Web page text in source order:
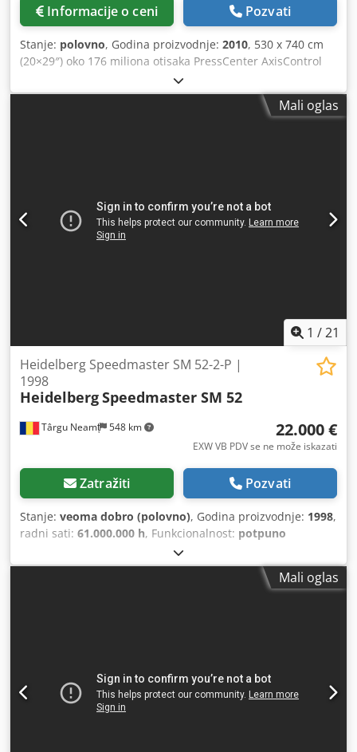
Informacije o ceni Pozvati
Stanje: polovno, Godina proizvodnje: 2010, 530 x 740 cm
(20×29″) oko 176 miliona otisaka PressCenter AxisControl
Alcolor Segmentni ulagač Autoplate Automatski uređaj za
pranje bojenih valjaka, automatski uređaj za pranje
gumene deke, automatski uređaj za pranje kontra-valjka
dostupno u kratkom roku
Mali oglas
1 /21
Târgu Neamț 548 km
Heidelberg Speedmaster SM 52-2-P |
1998
HeidelbergSpeedmaster SM 52
22.000 €
EXW VB PDV se ne može iskazati
Zatražiti Pozvati
Stanje: veoma dobro (polovno), Godina proizvodnje: 1998,
radni sati: 61.000.000 h, Funkcionalnost: potpuno
, broj mašine/vozila:
gramaža papira (min.):50 g/m², maksimalna težina papira:
, ukupna dužina:
Oprema:dokumentacija/priručnik, Heidelberg
Speedmaster SM 52-2-P offset štampačka mašina na
prodaju, proizvedena 1998. godine, trenutno u
Mali oglas